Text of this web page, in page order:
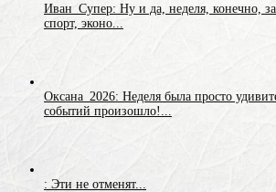
Иван_Супер: Ну и да, неделя, конечно,
спорт, эконо...
Оксана_2026: Неделя была просто
событий произошло!...
: Эти не отменят...